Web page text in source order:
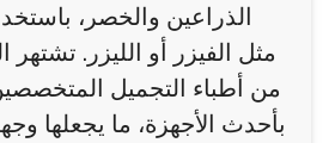
الذراعين والخصر،
مثل الفيزر أو الليزر.
من أطباء التجميل
بأحدث الأجهزة، ما يجعلها